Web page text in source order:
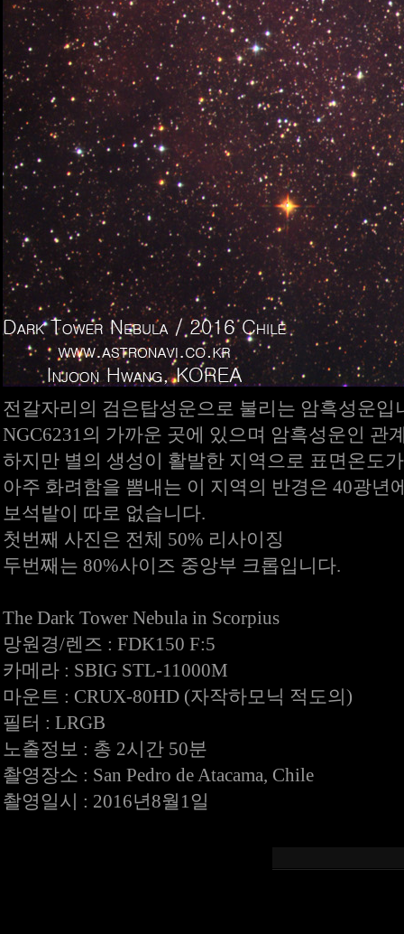
전갈자리의 검은탑성운으로 불리는 암흑성운입
NGC6231의 가까운 곳에 있으며 암흑성운인 관
하지만 별의 생성이 활발한 지역으로 표면온도
아주 화려함을 뽐내는 이 지역의 반경은 40광
보석밭이 따로 없습니다.
첫번째 사진은 전체 50% 리사이징
두번째는 80%사이즈 중앙부 크롭입니다.
The Dark Tower Nebula in Scorpius
망원경/렌즈 : FDK150 F:5
카메라 : SBIG STL-11000M
마운트 : CRUX-80HD (자작하모닉 적도의)
필터 : LRGB
노출정보 : 총 2시간 50분
촬영장소 : San Pedro de Atacama, Chile
촬영일시 : 2016년8월1일